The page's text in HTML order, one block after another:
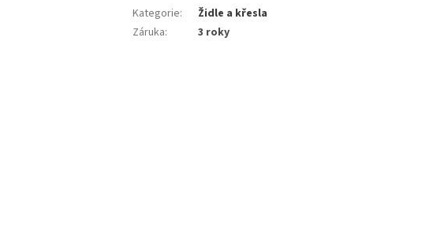
Kategorie:
Židle a křesla
Záruka: 3 roky